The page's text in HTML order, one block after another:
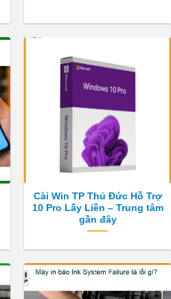
Cài Win TP Thủ Đức Hỗ Trợ
10 Pro Lấy Liền – Trung tâm
gần đây